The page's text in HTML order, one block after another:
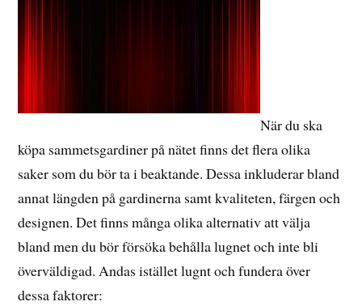
När du ska
köpa sammetsgardiner på nätet finns det flera olika
saker som du bör ta i beaktande. Dessa inkluderar bland
annat längden på gardinerna samt kvaliteten, färgen och
designen. Det finns många olika alternativ att välja
bland men du bör försöka behålla lugnet och inte bli
överväldigad. Andas istället lugnt och fundera över
dessa faktorer: